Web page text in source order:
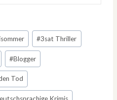
#3sat Thriller
#Blogger
Tod